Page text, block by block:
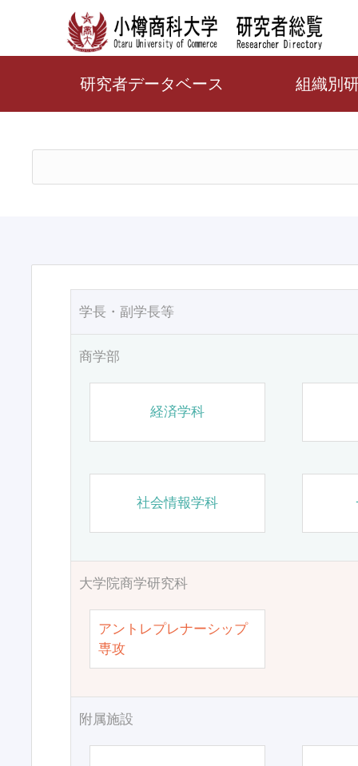
研究者データベース 組織別
学長・副学長等
商学部
経済学科
社会情報学科
大学院商学研究科
アントレプレナーシップ
専攻
附属施設